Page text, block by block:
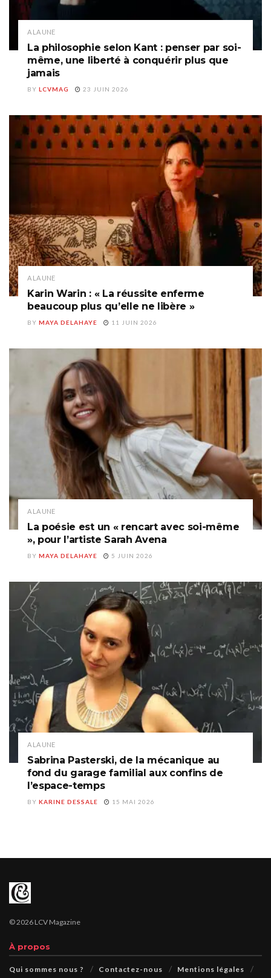
A LA UNE
La philosophie selon Kant : penser par soi-
même, une liberté à conquérir plus que
jamais
BY LCVMAG 23 JUIN 2026
A LA UNE
Karin Warin : « La réussite enferme
beaucoup plus qu’elle ne libère »
BY MAYA DELAHAYE 11 JUIN 2026
A LA UNE
La poésie est un « rencart avec soi-même
», pour l’artiste Sarah Avena
BY MAYA DELAHAYE 5 JUIN 2026
A LA UNE
Sabrina Pasterski, de la mécanique au
fond du garage familial aux confins de
l’espace-temps
BY KARINE DESSALE 15 MAI 2026
© 2026 LCV Magazine
À propos
Qui sommes nous ? Contactez-nous Mentions légales